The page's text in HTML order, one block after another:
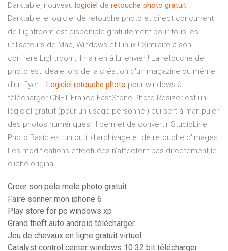
Darktable, nouveau logiciel de retouche photo gratuit !
Darktable le logiciel de retouche photo et direct concurrent
de Lightroom est disponible gratuitement pour tous les
utilisateurs de Mac, Windows et Linux ! Similaire à son
confrère Lightroom, il n'a rien à lui envier ! La retouche de
photo est idéale lors de la création d'un magazine ou même
d'un flyer... Logiciel retouche photo pour windows à
télécharger CNET France FastStone Photo Resizer est un
logiciel gratuit (pour un usage personnel) qui sert à manipuler
des photos numériques. Il permet de convertir StudioLine
Photo Basic est un outil d'archivage et de retouche d'images.
Les modifications effectuées n'affectent pas directement le
cliché original...
Creer son pele mele photo gratuit
Faire sonner mon iphone 6
Play store for pc windows xp
Grand theft auto android télécharger
Jeu de chevaux en ligne gratuit virtuel
Catalyst control center windows 10 32 bit télécharger